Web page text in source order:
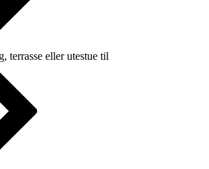
terrasse eller utestue til